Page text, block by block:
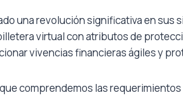
una revolución significativa en
virtual con atributos de
vivencias financieras ágiles y
comprendemos las